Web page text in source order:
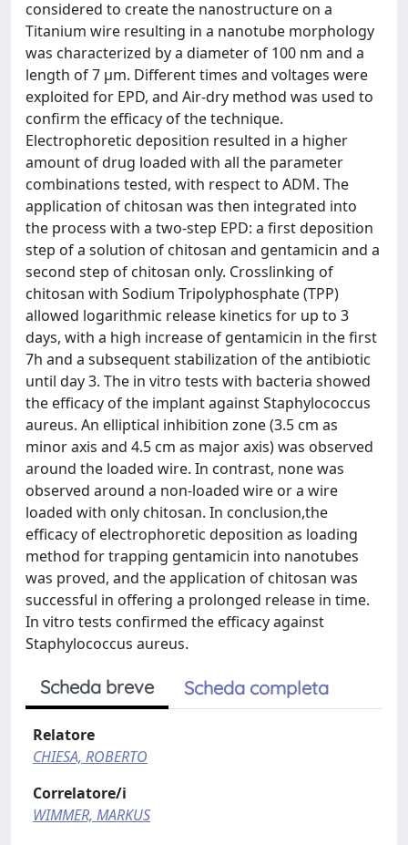
considered to create the nanostructure on a
Titanium wire resulting in a nanotube morphology
was characterized by a diameter of 100 nm and a
length of 7 μm. Different times and voltages were
exploited for EPD, and Air-dry method was used to
confirm the efficacy of the technique.
Electrophoretic deposition resulted in a higher
amount of drug loaded with all the parameter
combinations tested, with respect to ADM. The
application of chitosan was then integrated into
the process with a two-step EPD: a first deposition
step of a solution of chitosan and gentamicin and a
second step of chitosan only. Crosslinking of
chitosan with Sodium Tripolyphosphate (TPP)
allowed logarithmic release kinetics for up to 3
days, with a high increase of gentamicin in the first
7h and a subsequent stabilization of the antibiotic
until day 3. The in vitro tests with bacteria showed
the efficacy of the implant against Staphylococcus
aureus. An elliptical inhibition zone (3.5 cm as
minor axis and 4.5 cm as major axis) was observed
around the loaded wire. In contrast, none was
observed around a non-loaded wire or a wire
loaded with only chitosan. In conclusion,the
efficacy of electrophoretic deposition as loading
method for trapping gentamicin into nanotubes
was proved, and the application of chitosan was
successful in offering a prolonged release in time.
In vitro tests confirmed the efficacy against
Staphylococcus aureus.
Scheda breve Scheda completa
Relatore
CHIESA, ROBERTO
Correlatore/i
WIMMER, MARKUS